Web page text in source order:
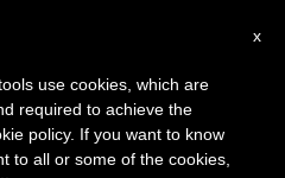
الارض المقدسة،
x
use cookies, which are
required to achieve the
policy. If you want to know
to all or some of the cookies,